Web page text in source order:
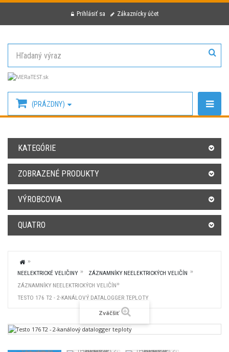
Prihlásiť sa Zákaznícky účet
(PRÁZDNY)
KATEGÓRIE
ZOBRAZENÉ PRODUKTY
VÝROBCOVIA
QUATRO
NEELEKTRICKÉ VELIČINY
ZÁZNAMNÍKY NEELEKTRICKÝCH VELIČÍN
ZÁZNAMNÍKY NEELEKTRICKÝCH VELIČÍN
TESTO 176 T2 - 2-KANÁLOVÝ DATALOGGER TEPLOTY
Zväčšiť